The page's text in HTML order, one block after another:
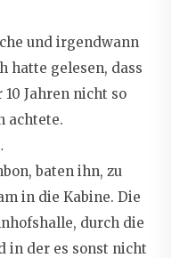
und irgendwann
hatte gelesen, dass
Jahren nicht so
achtete.
baten ihn, zu
in die Kabine. Die
durch die
in der es sonst nicht